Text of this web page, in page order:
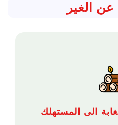
عن الغير
الى المستهلك